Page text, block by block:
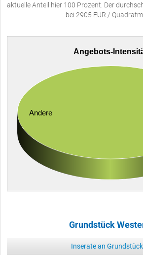
aktuelle Anteil hier 100 Prozent. Der
bei 2905 EUR /
Angebots-
Andere
Grundstück
Inserate an